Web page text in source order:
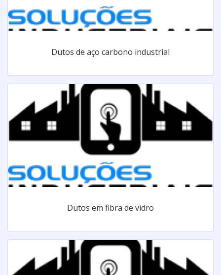
Dutos de aço carbono industrial
Dutos em fibra de vidro